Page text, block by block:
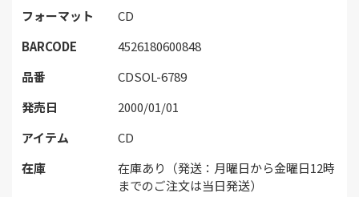
フォーマット
CD
BARCODE
4526180600848
品番
CDSOL-6789
発売日
2000/01/01
アイテム
CD
在庫
在庫あり（発送：月曜日から金曜日12時
までのご注文は当日発送）